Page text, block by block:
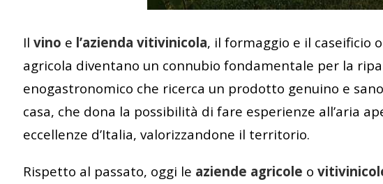
Ilvino e l’azienda vitivinicola, il formaggio e il caseificio
agricola diventano un connubio fondamentale per la
enogastronomico che ricerca un prodotto genuino e
casa, che dona la possibilità di fare esperienze all’aria
eccellenze d’Italia, valorizzandone il territorio.
Rispetto al passato, oggi le aziende agricole o